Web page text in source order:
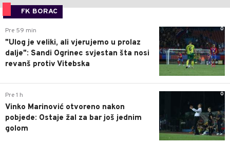
FK BORAC
0
Pre 59 min
"Ulog je veliki, ali vjerujemo u prolaz
dalje": Sandi Ogrinec svjestan šta nosi
revanš protiv Vitebska
0
Pre 1 h
Vinko Marinović otvoreno nakon
pobjede: Ostaje žal za bar još jednim
golom